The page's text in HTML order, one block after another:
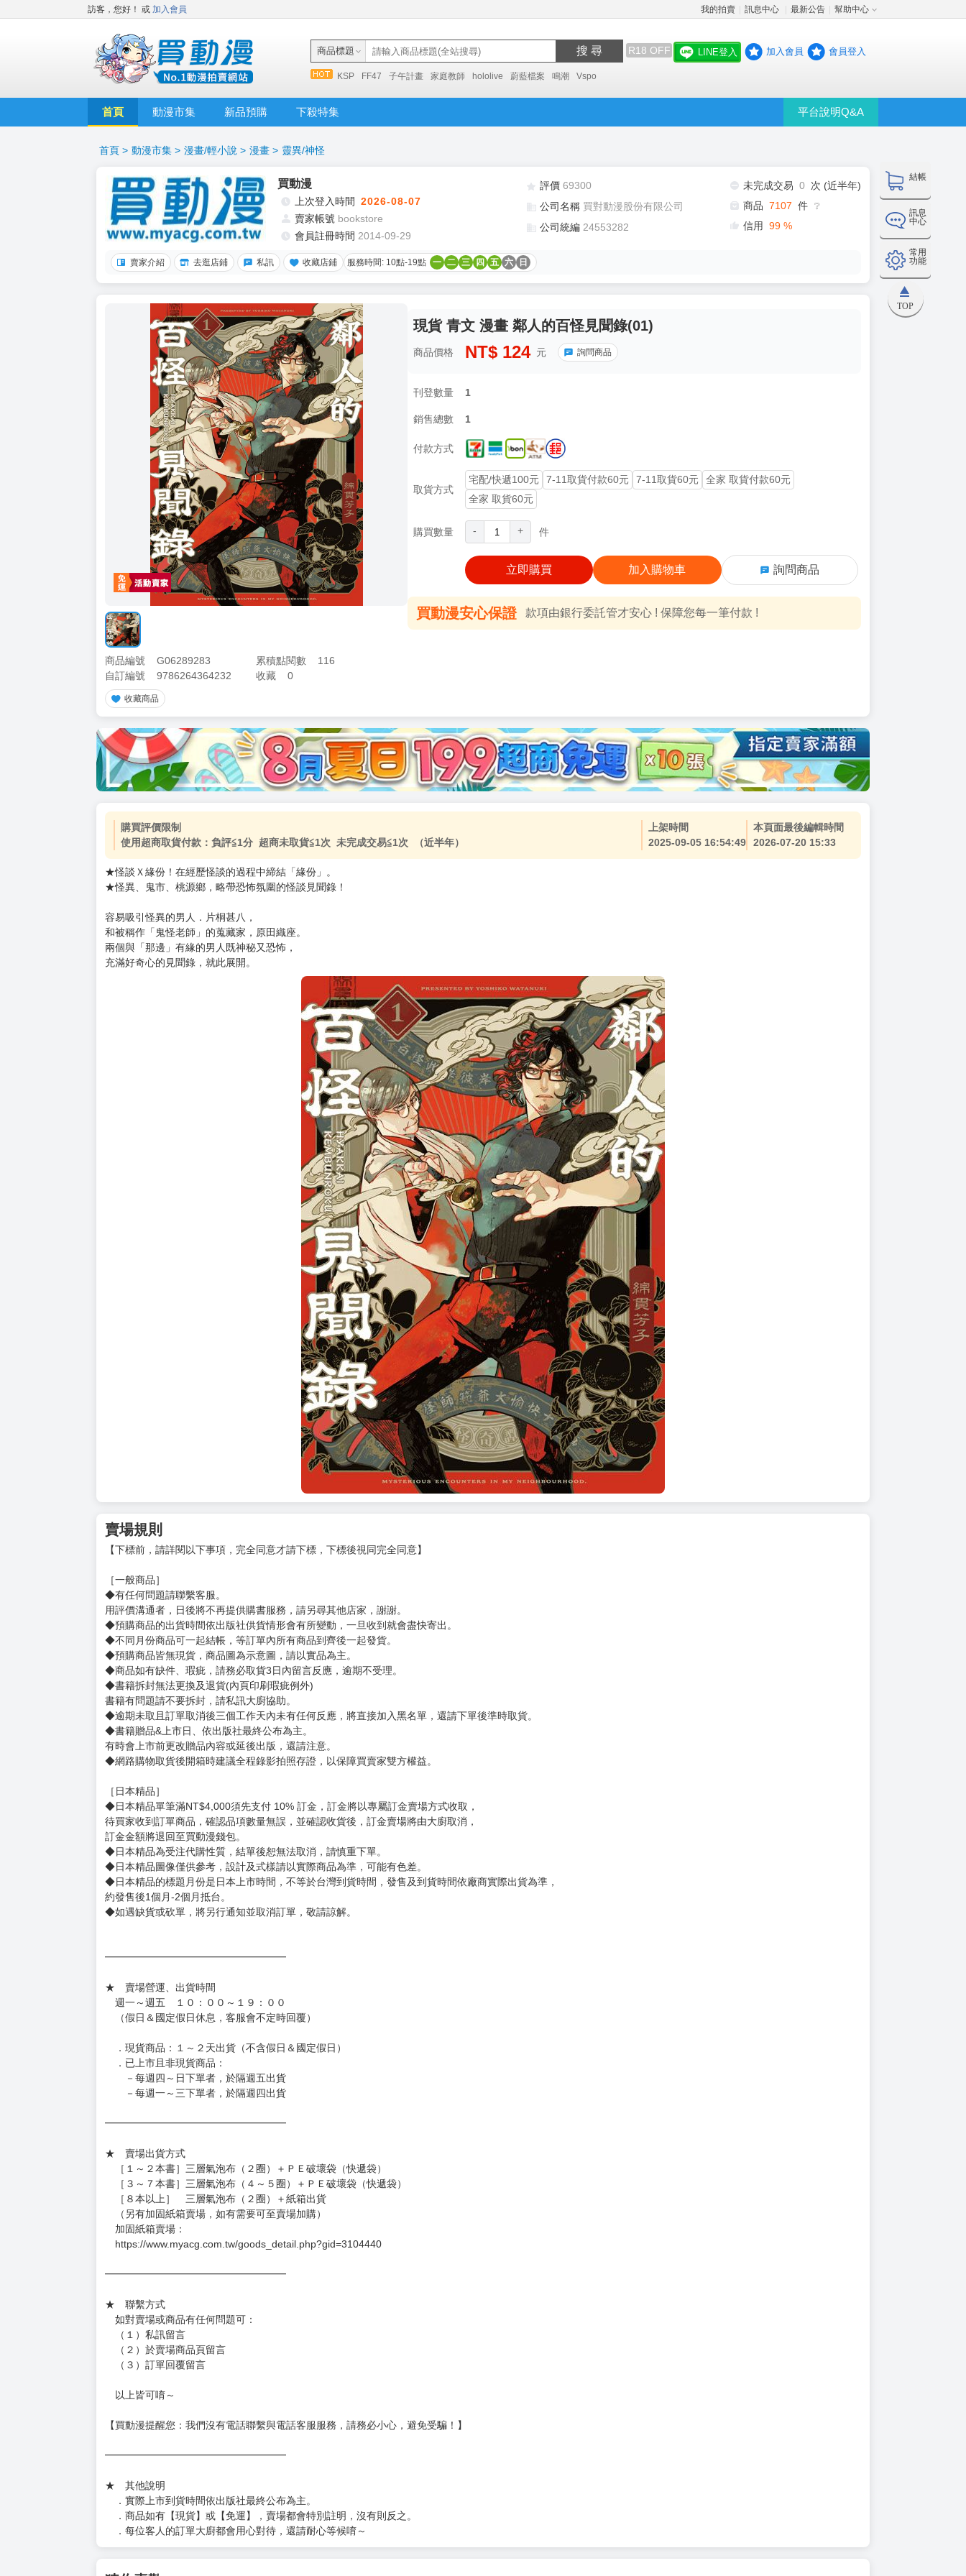
訪客，您好！ 或 加入會員 我的拍賣 訊息中心 最新公告 幫助中心
商品標題 搜 尋 R18 OFF
KSP FF47 子午計畫 家庭教師 hololive 蔚藍檔案 鳴潮 Vspo
LINE登入 加入會員 會員登入
首頁 動漫市集 新品預購 下殺特集 平台說明Q&A
結帳
訊息
中心
常用
功能
TOP
首頁 > 動漫市集 > 漫畫/輕小說 > 漫畫 > 靈異/神怪
買動漫
上次登入時間 2026-08-07
賣家帳號 bookstore
會員註冊時間 2014-09-29
評價 69300
公司名稱 買對動漫股份有限公司
公司統編 24553282
未完成交易 0
次 (近半年)
商品 7107 件 ❔
信用 99 %
賣家介紹 去逛店鋪 私訊 收藏店鋪 服務時間: 10點-19點 一 二 三 四 五 六 日
商品編號 G06289283 累積點閱數
116
自訂編號
9786264364232 收藏 0
收藏商品
現貨 青文 漫畫 鄰人的百怪見聞錄(01)
商品價格 NT$ 124 元 詢問商品
刊登數量 1
銷售總數 1
付款方式
取貨方式
宅配/快遞100元 7-11取貨付款60元 7-11取貨60元
全家 取貨付款60元
全家 取貨60元
購買數量 - + 件
立即購買 加入購物車 詢問商品
買動漫安心保證 款項由銀行委託管才安心 ! 保障您每一筆付款 !
加價購 ( 共
(加購品) 買動漫★《$15元-加固紙箱包裝》
使用超商取貨付款：負評≦1分 超商未取貨≦1次 未完成交易≦1次 （近半年）
上架時間
2025-09-05 16:54:49
★怪談Ｘ緣份！在經歷怪談的過程中締結「緣份」。
★怪異、鬼市、桃源鄉，略帶恐怖氛圍的怪談見聞錄！
和被稱作「鬼怪老師」的蒐藏家，原田織座。
賣場規則
【下標前，請詳閱以下事項，完全同意才請下標，下標後視同完全同意】
［一般商品］
◆有任何問題請聯繫客服。
用評價溝通者，日後將不再提供購書服務，請另尋其他店家，謝謝。
◆不同月份商品可一起結帳，等訂單內所有商品到齊後一起發貨。
◆預購商品皆無現貨，商品圖為示意圖，請以實品為主。
◆商品如有缺件、瑕疵，請務必取貨3日內留言反應，逾期不受理。
◆書籍拆封無法更換及退貨(內頁印刷瑕疵例外)
書籍有問題請不要拆封，請私訊大廚協助。
◆逾期未取且訂單取消後三個工作天內未有任何反應，將直接加入黑名單，還請下單後準時取貨。
◆書籍贈品&上市日、依出版社最終公布為主。
有時會上市前更改贈品內容或延後出版，還請注意。
◆網路購物取貨後開箱時建議全程錄影拍照存證，以保障買賣家雙方權益。
訂金金額將退回至買動漫錢包。
◆日本精品為受注代購性質，結單後恕無法取消，請慎重下單。
◆日本精品圖像僅供參考，設計及式樣請以實際商品為準，可能有色差。
約發售後1個月-2個月抵台。
◆如遇缺貨或砍單，將另行通知並取消訂單，敬請諒解。
週一～週五 １０：００～１９：００
（假日＆國定假日休息，客服會不定時回覆）
．現貨商品：１～２天出貨（不含假日＆國定假日）
．已上市且非現貨商品：
－每週四～日下單者，於隔週五出貨
－每週一～三下單者，於隔週四出貨
★ 賣場出貨方式
［１～２本書］三層氣泡布（２圈）＋ＰＥ破壞袋（快遞袋）
［３～７本書］三層氣泡布（４～５圈）＋ＰＥ破壞袋（快遞袋）
［８本以上］ 三層氣泡布（２圈）＋紙箱出貨
（另有加固紙箱賣場，如有需要可至賣場加購）
https://www.myacg.com.tw/goods_detail.php?gid=3104440
━━━━━━━━━━━━━━━━━━
（１）私訊留言
（２）於賣場商品頁留言
（３）訂單回覆留言
【買動漫提醒您：我們沒有電話聯繫與電話客服服務，請務必小心，避免受騙！】